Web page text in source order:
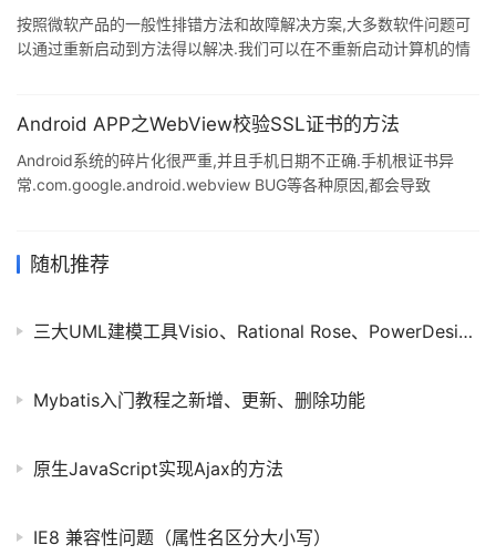
按照微软产品的一般性排错方法和故障解决方案,大多数软件问题可
以通过重新启动到方法得以解决.我们可以在不重新启动计算机的情
采用重启IIS的方法来解决. 下面给出重启IIS服务的几种方法.以
理器"重启 在IIS服务器管理控制树中展开IIS节点,选择需要重新启动
IIS服务的计算机,接
Android APP之WebView校验SSL证书的方法
Android系统的碎片化很严重,并且手机日期不正确.手机根证书异
常.com.google.android.webview BUG等各种原因,都会导致
故. 严谨地处理onReceivedSslError尤为重要.请参考以下代码,原理
随机推荐
三大UML建模工具Visio、Rational Rose、PowerDesign的区别比较
Mybatis入门教程之新增、更新、删除功能
原生JavaScript实现Ajax的方法
IE8 兼容性问题（属性名区分大小写）